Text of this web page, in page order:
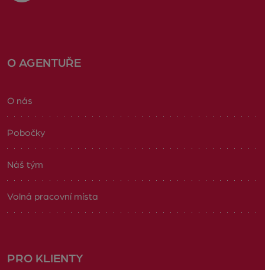
O AGENTUŘE
O nás
Pobočky
Náš tým
Volná pracovní místa
PRO KLIENTY